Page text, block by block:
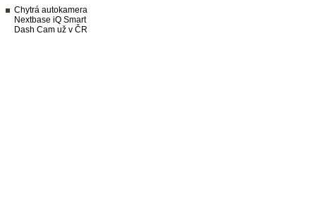
Chytrá autokamera
Nextbase iQ Smart
Dash Cam už v ČR